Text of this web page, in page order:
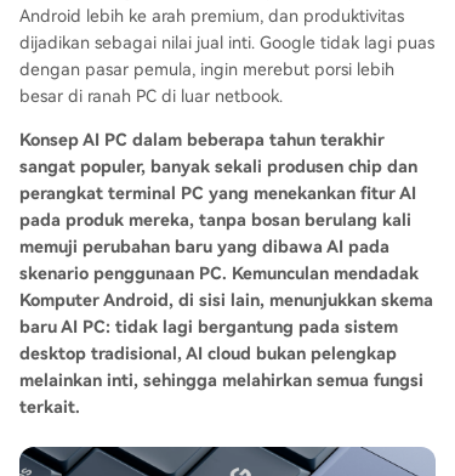
si, karena pengguna lebih toleran terhadap wak
tu respons AI. Solusi seperti Komputer Android a
tau layanan seperti "Wuying AI Cloud Compute
r" dari Alibaba menawarkan AI yang terintegrasi
berbagai perangkat dengan konfigurasi sederh
ana. Pasar AI PC melibatkan berbagai pemain: v
endor chip (Intel, AMD) yang meningkatkan kem
ampuan AI baik untuk perangkat konsumen ma
upun server cloud; vendor perangkat (Lenovo, H
P, dll.) dan merek ponsel (Xiaomi, dll.) yang men
gintegrasikan AI ke dalam ekosistem mereka; Ap
ple dengan pendekatan terintegrasi dan strateg
i harga yang kompetitif; serta Microsoft yang m
endefinisikan standar AI PC dan memperkuat Wi
ndows dengan Copilot berbasis cloud. Kesimpul
Android lebih ke arah premium, dan produktivitas
dijadikan sebagai nilai jual inti. Google tidak lagi puas
dengan pasar pemula, ingin merebut porsi lebih
besar di ranah PC di luar netbook.
Konsep AI PC dalam beberapa tahun terakhir
sangat populer, banyak sekali produsen chip dan
perangkat terminal PC yang menekankan fitur AI
pada produk mereka, tanpa bosan berulang kali
memuji perubahan baru yang dibawa AI pada
skenario penggunaan PC. Kemunculan mendadak
Komputer Android, di sisi lain, menunjukkan skema
baru AI PC: tidak lagi bergantung pada sistem
desktop tradisional, AI cloud bukan pelengkap
melainkan inti, sehingga melahirkan semua fungsi
terkait.